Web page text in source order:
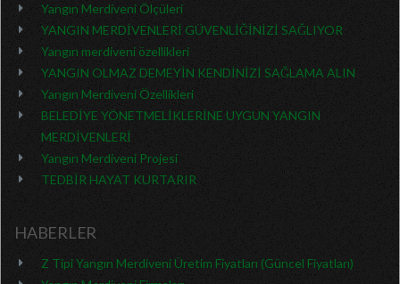
Yangın Merdiveni Ölçüleri
YANGIN MERDİVENLERİ GÜVENLİĞİNİZİ SAĞLIYOR
Yangın merdiveni özellikleri
YANGIN OLMAZ DEMEYİN KENDİNİZİ SAĞLAMA ALIN
Yangın Merdiveni Özellikleri
BELEDİYE YÖNETMELİKLERİNE UYGUN YANGIN
MERDİVENLERİ
Yangın Merdiveni Projesi
TEDBİR HAYAT KURTARIR
HABERLER
Z Tipi Yangın Merdiveni Üretim Fiyatları (Güncel Fiyatları)